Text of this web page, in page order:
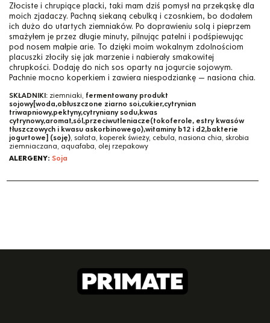
Złociste i chrupiące placki, taki mam dziś pomysł na przekąskę dla
moich zjadaczy. Pachną siekaną cebulką i czosnkiem, bo dodałem
ich dużo do utartych ziemniaków. Po doprawieniu solą i pieprzem
smażyłem je przez długie minuty, pilnując patelni i podśpiewując
pod nosem małpie arie. To dzięki moim wokalnym zdolnościom
placuszki złociły się jak marzenie i nabierały smakowitej
chrupkości. Dodaję do nich sos oparty na jogurcie sojowym.
Pachnie mocno koperkiem i zawiera niespodziankę — nasiona chia.
SKŁADNIKI: ziemniaki, fermentowany produkt
sojowy[woda,obłuszczone ziarno soi,cukier,cytrynian
triwapniowy,pektyny,cytryniany sodu,kwas
cytrynowy,aromat,sól,przeciwutleniacze(tokoferole, estry kwasów
tłuszczowych i kwasu askorbinowego),witaminy b12 i d2,bakterie
jogurtowe] (soję), sałata, koperek świeży, cebula, nasiona chia, skrobia
ziemniaczana, aquafaba, olej rzepakowy
ALERGENY: Soja